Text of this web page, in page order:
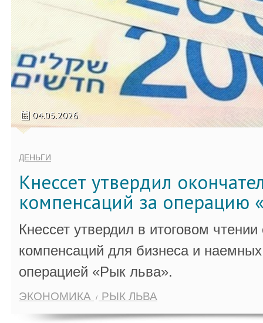
04.05.2026
ДЕНЬГИ
Кнессет утвердил
компенсаций за операцию
Кнессет утвердил в итоговом
компенсаций для бизнеса и
операцией «Рык льва».
ЭКОНОМИКА РЫК ЛЬВА